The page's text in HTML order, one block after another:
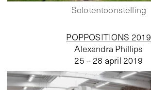
Solotentoonstelling
POPPOSITIONS 2019
Alexandra Phillips
25 – 28 april 2019